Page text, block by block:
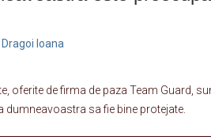
Dragoi Ioana
oferite de firma de paza Team Guard,
sa fie bine protejate.